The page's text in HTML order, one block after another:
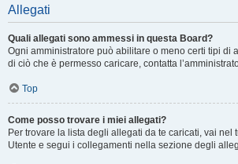
Allegati
Quali allegati sono ammessi in questa Board?
Ogni amministratore può abilitare o meno certi tipi di
di ciò che è permesso caricare, contatta
Top
Come posso trovare i miei allegati?
Per trovare la lista degli allegati da te caricati, vai nel
Utente e segui i collegamenti nella sezione degli